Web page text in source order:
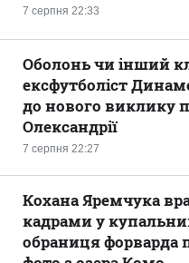
7 серпня 22:33
7 серпня 22:27
Оболонь чи інший
ексфутболіст
до нового виклику
Олександрії
Кохана Яремчука
кадрами у
обраниця форварда